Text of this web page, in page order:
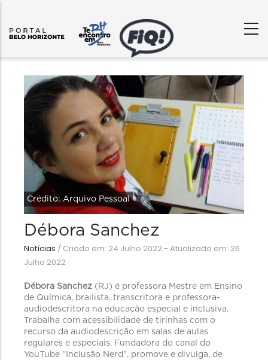
Crédito: Arquivo Pessoal
Débora Sanchez
Notícias / Criado em: 24 Julho 2022 - Atualizado em: 26
Julho 2022
Débora Sanchez (RJ) é professora Mestre em Ensino
de Química, brailista, transcritora e professora-
audiodescritora na educação especial e inclusiva.
Trabalha com acessibilidade de tirinhas com o
recurso da audiodescrição em salas de aulas
regulares e especiais. Fundadora do canal do
YouTube "Inclusão Nerd", promove e divulga, de